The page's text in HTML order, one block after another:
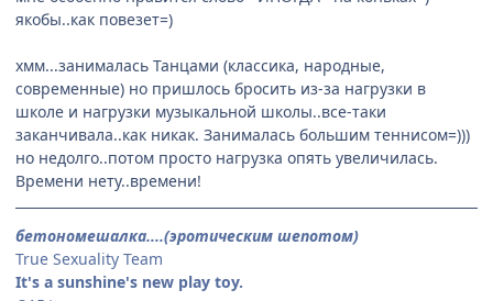
якобы..как повезет=)
хмм...занималась Танцами (классика, народные,
современные) но пришлось бросить из-за нагрузки в
школе и нагрузки музыкальной школы..все-таки
заканчивала..как никак. Занималась большим теннисом=)))
но недолго..потом просто нагрузка опять увеличилась.
Времени нету..времени!
бетономешалка....(эротическим шепотом)
True Sexuality Team
It's a sunshine's new play toy.